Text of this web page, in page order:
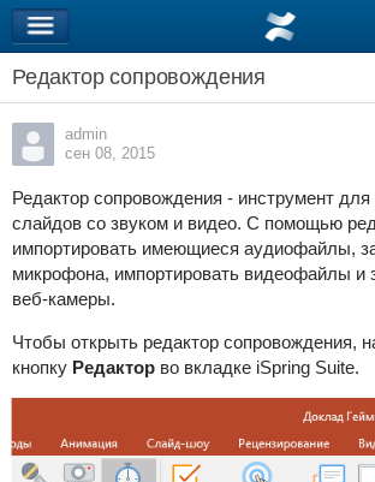
Редактор сопровождения
admin
сен 08, 2015
Редактор сопровождения - инструмент для
слайдов со звуком и видео. С помощью
импортировать имеющиеся аудиофайлы,
микрофона, импортировать видеофайлы и
веб-камеры.
Чтобы открыть редактор сопровождения,
кнопку Редакторво вкладке iSpring Suite.